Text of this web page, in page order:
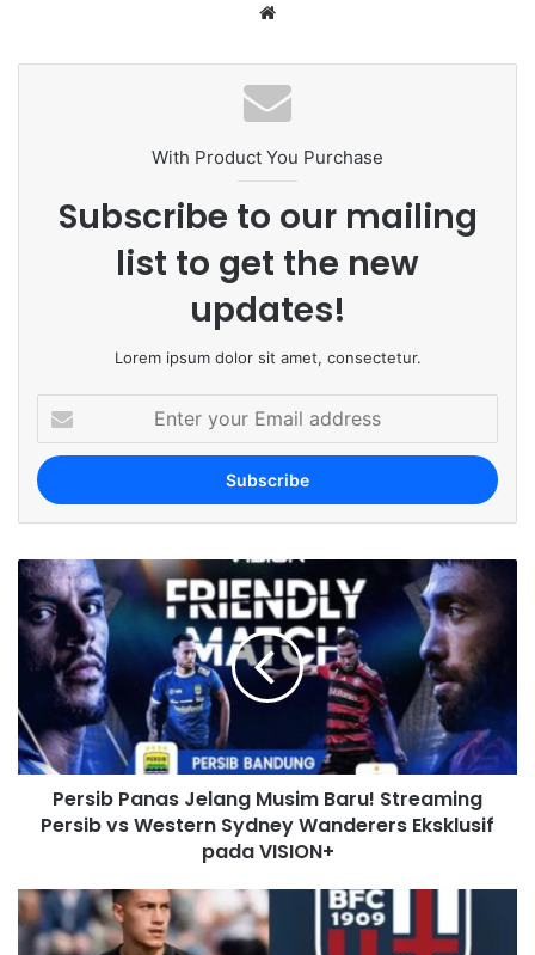
te
With Product You Purchase
Subscribe to our mailing
list to get the new
updates!
Lorem ipsum dolor sit amet, consectetur.
e
o
u
r
E
m
a
r
s
Persib Panas Jelang Musim Baru! Streaming
Persib vs Western Sydney Wanderers Eksklusif
pada VISION+